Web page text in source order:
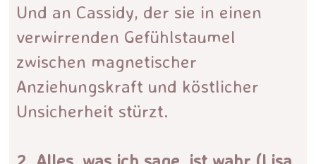
Und an Cassidy, der sie in einen
verwirrenden Gefühlstaumel
zwischen magnetischer
Anziehungskraft und köstlicher
Unsicherheit stürzt.